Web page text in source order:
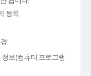
등록
정보(컴퓨터 프로그램